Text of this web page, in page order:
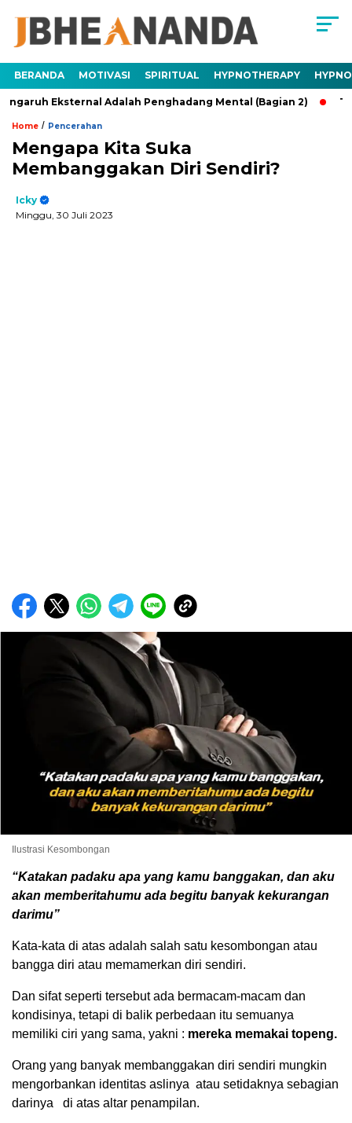
BERANDA MOTIVASI SPIRITUAL HYPNOTHERAPY
Eksternal Adalah Penghadang Mental (Bagian 2) Trauma
Home / Pencerahan
Mengapa Kita Suka
Membanggakan Diri Sendiri?
Icky
Minggu, 30 Juli 2023
Ilustrasi Kesombongan
“Katakan padaku apa yang kamu banggakan, dan aku
akan memberitahumu ada begitu banyak kekurangan
darimu”
Kata-kata di atas adalah salah satu kesombongan atau
bangga diri atau memamerkan diri sendiri.
Dan sifat seperti tersebut ada bermacam-macam dan
kondisinya, tetapi di balik perbedaan itu semuanya
memiliki ciri yang sama, yakni : mereka memakai topeng.
Orang yang banyak membanggakan diri sendiri mungkin
mengorbankan identitas aslinya atau setidaknya sebagian
darinya di atas altar penampilan.